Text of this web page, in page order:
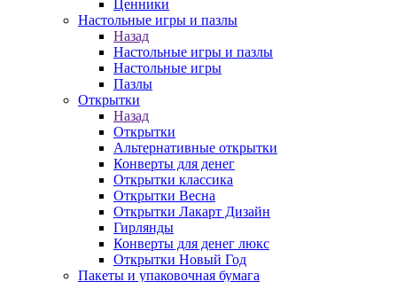
Ценники
Настольные игры и пазлы
Назад
Настольные игры и пазлы
Настольные игры
Пазлы
Открытки
Назад
Открытки
Альтернативные открытки
Конверты для денег
Открытки классика
Открытки Весна
Открытки Лакарт Дизайн
Гирлянды
Конверты для денег люкс
Открытки Новый Год
Пакеты и упаковочная бумага